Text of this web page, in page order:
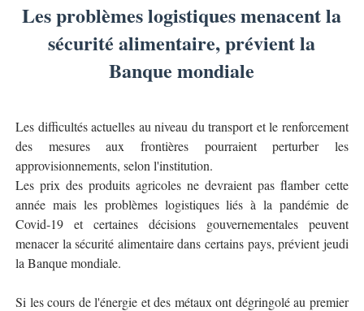
Les problèmes logistiques menacent la
sécurité alimentaire, prévient la
Banque mondiale
Les difficultés actuelles au niveau du transport et le renforcement
des mesures aux frontières pourraient perturber les
approvisionnements, selon l'institution.
Les prix des produits agricoles ne devraient pas flamber cette
année mais les problèmes logistiques liés à la pandémie de
Covid-19 et certaines décisions gouvernementales peuvent
menacer la sécurité alimentaire dans certains pays, prévient jeudi
la Banque mondiale.
Si les cours de l'énergie et des métaux ont dégringolé au premier